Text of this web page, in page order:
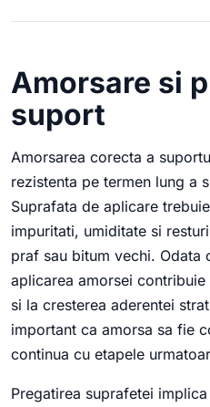
Amorsare si
suport
Amorsarea corecta a
rezistenta pe termen lung a
Suprafata de aplicare
impuritati, umiditate si
praf sau bitum vechi. Odata
aplicarea amorsei
si la cresterea aderentei
important ca amorsa sa fie
continua cu etapele
Pregatirea suprafetei